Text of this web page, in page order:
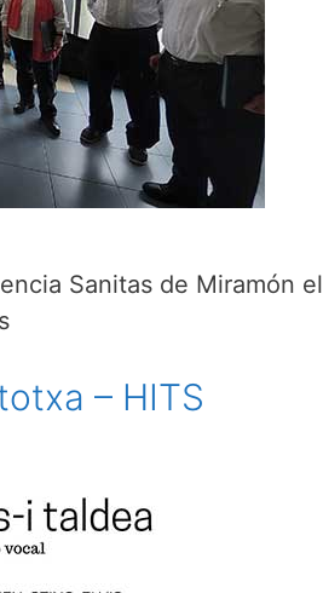
Sanitas de Miramón el
– HITS